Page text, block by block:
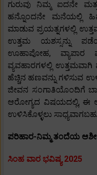
ಗುರುವು ನಿಮ್ಮ ಐದನೇ
ಹನ್ನೊಂದನೇ ಮನೆಯಲ್ಲಿ
ಮಾಡುವ ಪ್ರಯತ್ನಗಳಲ್ಲಿ
ಉತ್ತಮ ಯಶಸ್ಸನ್ನು
ಊಹಾಪೋಹ, ವ್ಯಾಪಾರ
ವ್ಯವಹಾರಗಳಲ್ಲಿ
ಹೆಚ್ಚಿನ ಹಣವನ್ನು ಗಳಿಸುವ
ಜೀವನ ಸಂಗಾತಿಯೊಂದಿಗೆ
ಆರೋಗ್ಯದ ವಿಷಯದಲ್ಲಿ, ಈ
ಉಳಿಸಿಕೊಳ್ಳಲು
ಪರಿಹಾರ-ನಿಮ್ಮ ತಂದೆಯ
ಸಿಂಹ ವಾರ ಭವಿಷ್ಯ 2025